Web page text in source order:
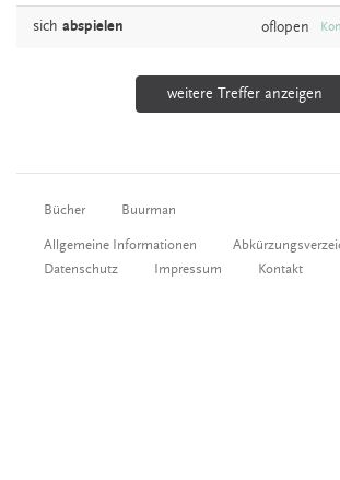
sich abspielen oflopen
weitere Treffer anzeigen
Bücher Buurman
Allgemeine Informationen
Datenschutz
Impressum Kontakt